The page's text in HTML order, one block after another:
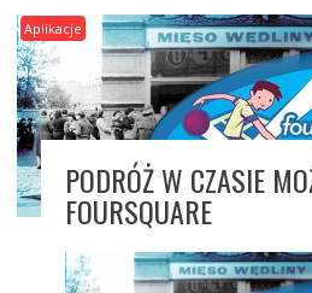
Aplikacje
PODRÓŻ W CZASIE
FOURSQUARE